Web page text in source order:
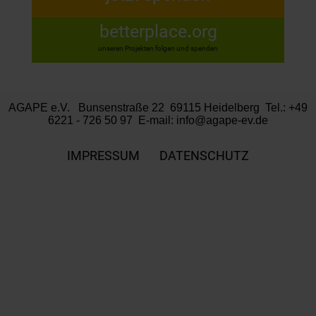
betterplace.org
unseren Projekten folgen und spenden
AGAPE e.V. Bunsenstraße 22 69115 Heidelberg Tel.: +49
6221 - 726 50 97 E-mail: info@agape-ev.de
IMPRESSUM DATENSCHUTZ